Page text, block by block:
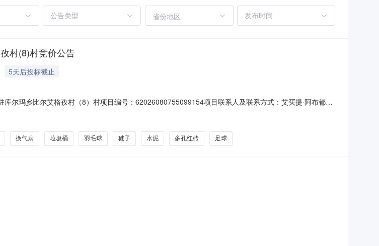
省份地区
村(8)村竞价公告
5天后投标截止
尔玛乡比尔艾格孜村（8）村项目编号：62026080755099154项目联系人及联系方式：艾买提·阿布都热
量控制金额(元)意向品牌3CM线槽核心参数要求:商品类目:密集绝缘母线槽;采购人
换气扇 垃圾桶 羽毛球 毽子 水泥 多孔红砖 足球